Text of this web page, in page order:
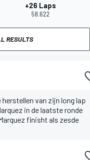
+26 Laps
58.622
RESULTS
van zijn long lap
in de laatste ronde
finisht als zesde